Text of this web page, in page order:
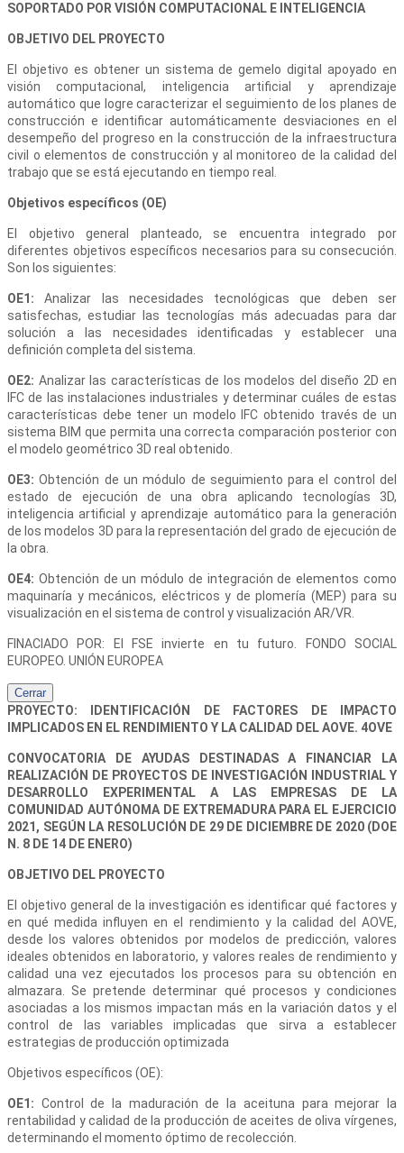
SOPORTADO POR VISIÓN COMPUTACIONAL E INTELIGENCIA
OBJETIVO DEL PROYECTO
El objetivo es obtener un sistema de gemelo digital apoyado en
visión computacional, inteligencia artificial y aprendizaje
automático que logre caracterizar el seguimiento de los planes de
construcción e identificar automáticamente desviaciones en el
desempeño del progreso en la construcción de la infraestructura
civil o elementos de construcción y al monitoreo de la calidad del
trabajo que se está ejecutando en tiempo real.
Objetivos específicos (OE)
El objetivo general planteado, se encuentra integrado por
diferentes objetivos específicos necesarios para su consecución.
Son los siguientes:
OE1: Analizar las necesidades tecnológicas que deben ser
satisfechas, estudiar las tecnologías más adecuadas para dar
solución a las necesidades identificadas y establecer una
definición completa del sistema.
OE2: Analizar las características de los modelos del diseño 2D en
IFC de las instalaciones industriales y determinar cuáles de estas
características debe tener un modelo IFC obtenido través de un
sistema BIM que permita una correcta comparación posterior con
el modelo geométrico 3D real obtenido.
OE3: Obtención de un módulo de seguimiento para el control del
estado de ejecución de una obra aplicando tecnologías 3D,
inteligencia artificial y aprendizaje automático para la generación
de los modelos 3D para la representación del grado de ejecución de
la obra.
OE4: Obtención de un módulo de integración de elementos como
maquinaría y mecánicos, eléctricos y de plomería (MEP) para su
visualización en el sistema de control y visualización AR/VR.
FINACIADO POR: El FSE invierte en tu futuro. FONDO SOCIAL
EUROPEO. UNIÓN EUROPEA
Cerrar
PROYECTO: IDENTIFICACIÓN DE FACTORES DE IMPACTO
IMPLICADOS EN EL RENDIMIENTO Y LA CALIDAD DEL AOVE. 4OVE
CONVOCATORIA DE AYUDAS DESTINADAS A FINANCIAR LA
REALIZACIÓN DE PROYECTOS DE INVESTIGACIÓN INDUSTRIAL Y
DESARROLLO EXPERIMENTAL A LAS EMPRESAS DE LA
COMUNIDAD AUTÓNOMA DE EXTREMADURA PARA EL EJERCICIO
2021, SEGÚN LA RESOLUCIÓN DE 29 DE DICIEMBRE DE 2020 (DOE
N. 8 DE 14 DE ENERO)
OBJETIVO DEL PROYECTO
El objetivo general de la investigación es identificar qué factores y
en qué medida influyen en el rendimiento y la calidad del AOVE,
desde los valores obtenidos por modelos de predicción, valores
ideales obtenidos en laboratorio, y valores reales de rendimiento y
calidad una vez ejecutados los procesos para su obtención en
almazara. Se pretende determinar qué procesos y condiciones
asociadas a los mismos impactan más en la variación datos y el
control de las variables implicadas que sirva a establecer
estrategias de producción optimizada
Objetivos específicos (OE):
OE1: Control de la maduración de la aceituna para mejorar la
rentabilidad y calidad de la producción de aceites de oliva vírgenes,
determinando el momento óptimo de recolección.